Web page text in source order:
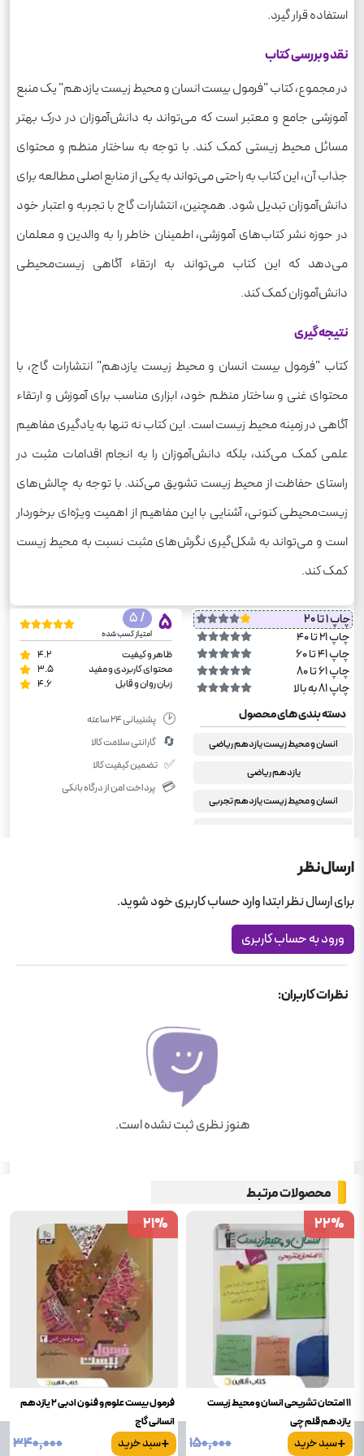
استفاده قرار گیرد.
نقد و بررسی کتاب
در مجموع، کتاب "فرمول بیست انسان و محیط زیست یازدهم" یک منبع
آموزشی جامع و معتبر است که می‌تواند به دانش‌آموزان در درک بهتر
مسائل محیط زیستی کمک کند. با توجه به ساختار منظم و محتوای
جذاب آن، این کتاب به راحتی می‌تواند به یکی از منابع اصلی مطالعه برای
دانش‌آموزان تبدیل شود. همچنین، انتشارات گاج با تجربه و اعتبار خود
در حوزه نشر کتاب‌های آموزشی، اطمینان خاطر را به والدین و معلمان
می‌دهد که این کتاب می‌تواند به ارتقاء آگاهی زیست‌محیطی
دانش‌آموزان کمک کند.
نتیجه‌گیری
کتاب "فرمول بیست انسان و محیط زیست یازدهم" انتشارات گاج، با
محتوای غنی و ساختار منظم خود، ابزاری مناسب برای آموزش و ارتقاء
آگاهی در زمینه محیط زیست است. این کتاب نه تنها به یادگیری مفاهیم
علمی کمک می‌کند، بلکه دانش‌آموزان را به انجام اقدامات مثبت در
راستای حفاظت از محیط زیست تشویق می‌کند. با توجه به چالش‌های
زیست‌محیطی کنونی، آشنایی با این مفاهیم از اهمیت ویژه‌ای برخوردار
است و می‌تواند به شکل‌گیری نگرش‌های مثبت نسبت به محیط زیست
کمک کند.
چاپ 1 تا 20
چاپ 21 تا 40
چاپ 41 تا 60
چاپ 61 تا 80
چاپ 81 به بالا
5
/ 5
امتیاز کسب شده
ظاهر و کیفیت
4.2
محتوای کاربردی و مفید
3.5
زبان روان و قابل
4.6
دسته بندی های محصول
انسان و محیط زیست یازدهم ریاضی
یازدهم ریاضی
انسان و محیط زیست یازدهم تجربی
کمک درسی دبیرستان
🕑 پشتیبانی ۲۴ ساعته
🔄 گارانتی سلامت کالا
✅ تضمین کیفیت کالا
💳 پرداخت امن از درگاه بانکی
ارسال نظر
برای ارسال نظر ابتدا وارد حساب کاربری خود شوید.
ورود به حساب کاربری
نظرات کاربران:
هنوز نظری ثبت نشده است.
محصولات مرتبط
11 امتحان تشریحی انسان و محیط زیست
یازدهم قلم چی
+سبد خرید
۱۵۰٬۰۰۰
22%
22%
فرمول بیست علوم و فنون ادبی 2 یازدهم
انسانی گاج
+سبد خرید
۳۴۰٬۰۰۰
21%
21%